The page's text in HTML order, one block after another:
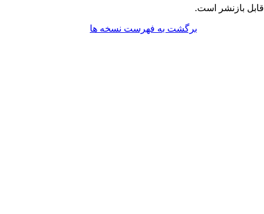
قابل بازنشر است.
برگشت به فهرست نسخه ها